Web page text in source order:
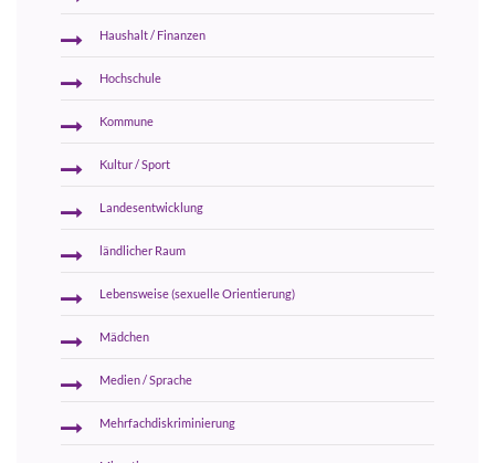
Haushalt / Finanzen
Hochschule
Kommune
Kultur / Sport
Landesentwicklung
ländlicher Raum
Lebensweise (sexuelle Orientierung)
Mädchen
Medien / Sprache
Mehrfachdiskriminierung